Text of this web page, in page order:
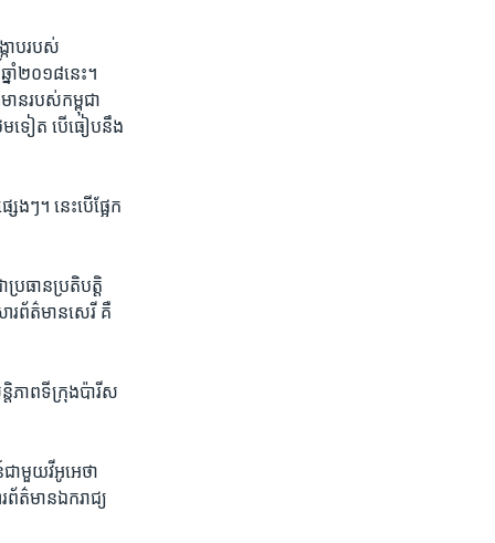
រាប​របស់​
នាំ២០១៨​នេះ។​
ាន​របស់​កម្ពុជា​
ទៀត បើ​ធៀប​នឹង​
ងៗ។ នេះ​បើ​ផ្អែក​
ធាន​ប្រតិបត្តិ
ារព័ត៌មាន​សេរី គឺ​
ភាព​ទីក្រុង​ប៉ារីស
ជាមួយ​វីអូអេ​ថា
ព័ត៌មាន​ឯករាជ្យ​